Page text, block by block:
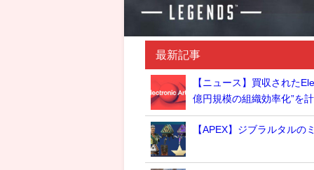
最新記事
【ニュース】買収された
億円規模の組織効率化”を
【APEX】ジブラルタルの